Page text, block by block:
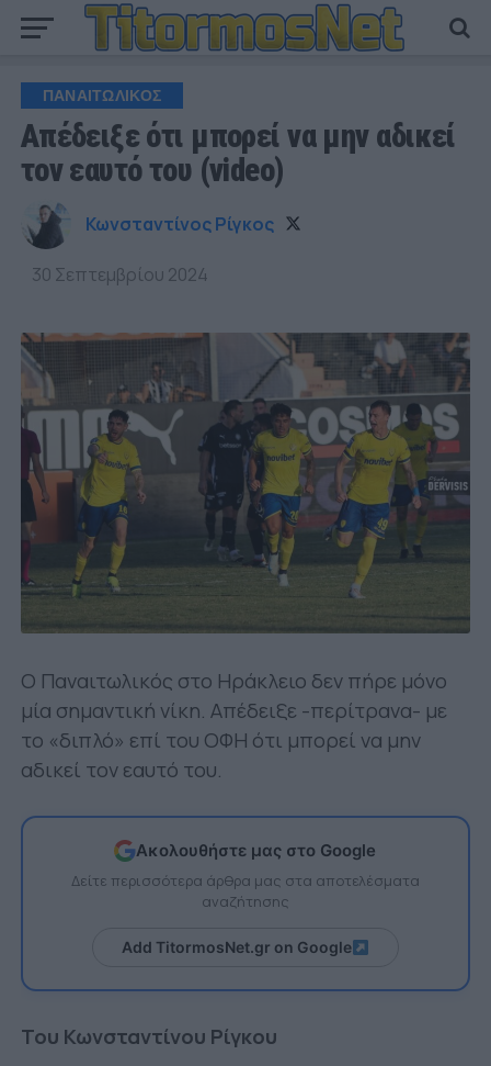
ΠΑΝΑΙΤΩΛΙΚΟΣ
Απέδειξε ότι μπορεί να μην αδικεί
τον εαυτό του (video)
Κωνσταντίνος Ρίγκος
30 Σεπτεμβρίου 2024
Ο Παναιτωλικός στο Ηράκλειο δεν πήρε μόνο
μία σημαντική νίκη. Απέδειξε -περίτρανα- με
το «διπλό» επί του ΟΦΗ ότι μπορεί να μην
αδικεί τον εαυτό του.
Ακολουθήστε μας στο Google
Δείτε περισσότερα άρθρα μας στα αποτελέσματα
αναζήτησης
Add TitormosNet.gr on Google
Του Κωνσταντίνου Ρίγκου